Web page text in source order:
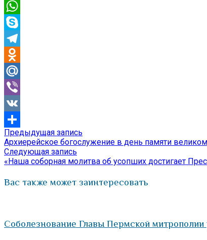
Email
WhatsApp
Skype
Telegram
Odnoklassniki
Mail.Ru
Viber
VK
Отправить
Навигация
по
записям
Предыдущая запись
запись:
Архиерейское богослужение в день памяти
Следующая запись
запись:
«Наша соборная молитва об усопших достигает
Вас также может заинтересовать
Соболезнование Главы Пермской